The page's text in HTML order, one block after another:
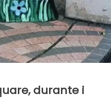
durante i